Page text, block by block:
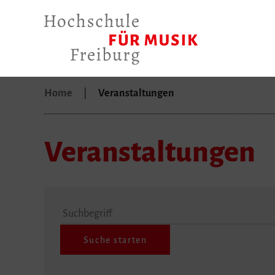
Home Veranstaltungen
Veranstaltungen
Suchbegriff